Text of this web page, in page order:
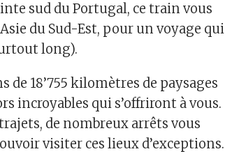
sud du Portugal, ce train vous
du Sud-Est, pour un voyage qui
long).
de 18’755 kilomètres de paysages
incroyables qui s’offriront à vous.
de nombreux arrêts vous
visiter ces lieux d’exceptions.